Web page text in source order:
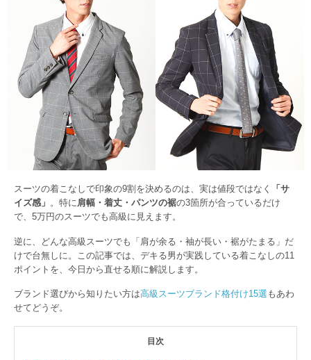
スーツの着こなしで印象の9割を決めるのは、実は値段ではなく
「サ
イズ感」 。特に肩幅・着丈・パンツの裾の3箇所が合っているだけ
で、5万円のスーツでも高級に見えます。
逆に、どんな高級スーツでも「肩が余る・袖が長い・裾がたまる」だ
けで台無しに。この記事では、デキる男が実践している着こなしの11
ポイントを、今日から直せる順に解説します。
ブランド選びから知りたい方は高級スーツブランド格付け15選 もあわ
せてどうぞ。
目次